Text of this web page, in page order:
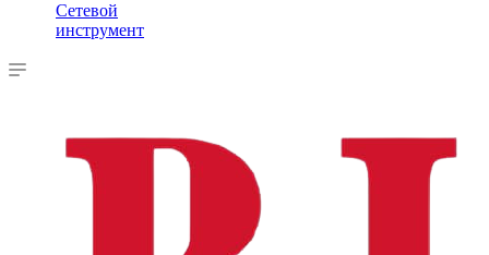
Сетевой
инструмент